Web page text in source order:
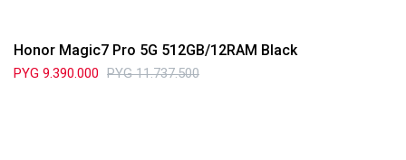
Honor Magic7 Pro 5G 512GB/12RAM Black
PYG 9.390.000 PYG 11.737.500